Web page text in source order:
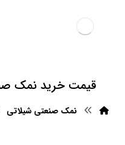
قیمت خرید نمک
نمک صنعتی شیلاتی